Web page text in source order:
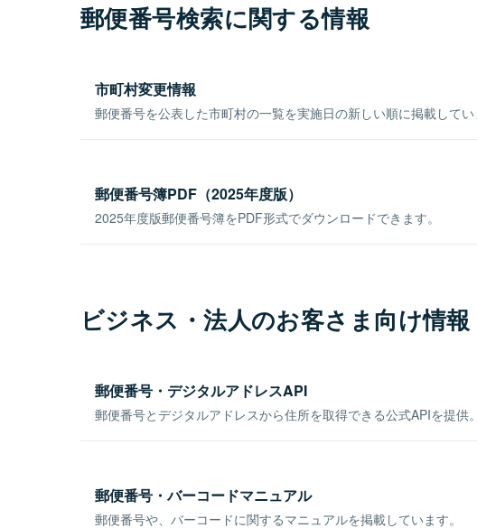
郵便番号検索に関する情報
市町村変更情報
郵便番号を公表した市町村の一覧を実施日の新しい順に掲載してい
郵便番号簿PDF（2025年度版）
2025年度版郵便番号簿をPDF形式でダウンロードできます。
ビジネス・法人のお客さま向け情報
郵便番号・デジタルアドレスAPI
郵便番号とデジタルアドレスから住所を取得できる公式APIを提供。
郵便番号・バーコードマニュアル
郵便番号や、バーコードに関するマニュアルを掲載しています。